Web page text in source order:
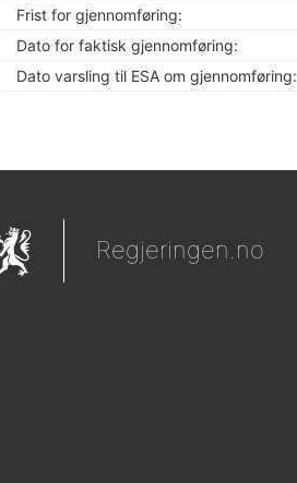
Frist for gjennomføring:
Dato for faktisk gjennomføring:
Dato varsling til ESA om gjennomføring:
Regjeringen.no